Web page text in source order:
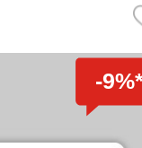
-